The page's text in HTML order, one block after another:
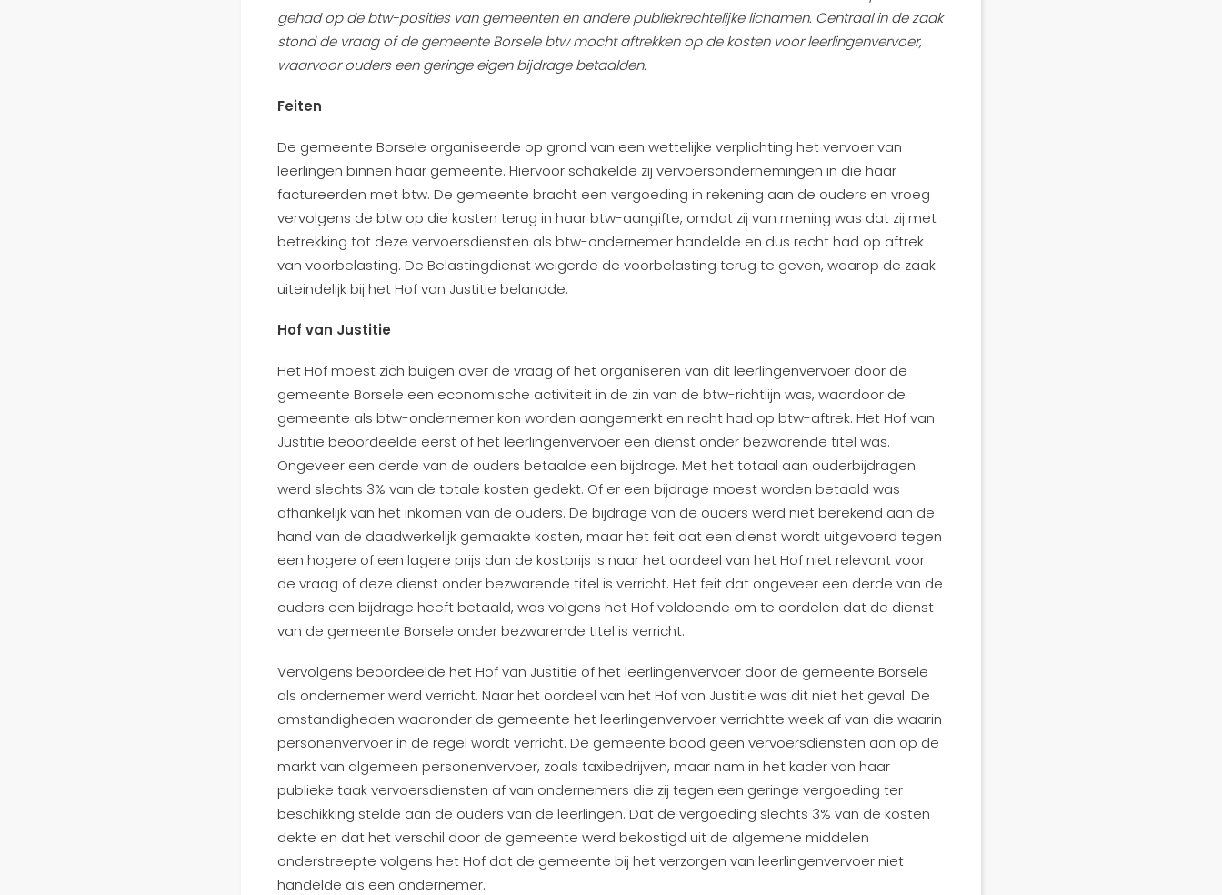
gehad op de btw-posities van gemeenten en andere publiekrechtelijke lichamen. Centraal in de zaak
stond de vraag of de gemeente Borsele btw mocht aftrekken op de kosten voor leerlingenvervoer,
waarvoor ouders een geringe eigen bijdrage betaalden.
Feiten
De gemeente Borsele organiseerde op grond van een wettelijke verplichting het vervoer van
leerlingen binnen haar gemeente. Hiervoor schakelde zij vervoersondernemingen in die haar
factureerden met btw. De gemeente bracht een vergoeding in rekening aan de ouders en vroeg
vervolgens de btw op die kosten terug in haar btw-aangifte, omdat zij van mening was dat zij met
betrekking tot deze vervoersdiensten als btw-ondernemer handelde en dus recht had op aftrek
van voorbelasting. De Belastingdienst weigerde de voorbelasting terug te geven, waarop de zaak
uiteindelijk bij het Hof van Justitie belandde.
Hof van Justitie
Het Hof moest zich buigen over de vraag of het organiseren van dit leerlingenvervoer door de
gemeente Borsele een economische activiteit in de zin van de btw-richtlijn was, waardoor de
gemeente als btw-ondernemer kon worden aangemerkt en recht had op btw-aftrek. Het Hof van
Justitie beoordeelde eerst of het leerlingenvervoer een dienst onder bezwarende titel was.
Ongeveer een derde van de ouders betaalde een bijdrage. Met het totaal aan ouderbijdragen
werd slechts 3% van de totale kosten gedekt. Of er een bijdrage moest worden betaald was
afhankelijk van het inkomen van de ouders. De bijdrage van de ouders werd niet berekend aan de
hand van de daadwerkelijk gemaakte kosten, maar het feit dat een dienst wordt uitgevoerd tegen
een hogere of een lagere prijs dan de kostprijs is naar het oordeel van het Hof niet relevant voor
de vraag of deze dienst onder bezwarende titel is verricht. Het feit dat ongeveer een derde van de
ouders een bijdrage heeft betaald, was volgens het Hof voldoende om te oordelen dat de dienst
van de gemeente Borsele onder bezwarende titel is verricht.
Vervolgens beoordeelde het Hof van Justitie of het leerlingenvervoer door de gemeente Borsele
als ondernemer werd verricht. Naar het oordeel van het Hof van Justitie was dit niet het geval. De
omstandigheden waaronder de gemeente het leerlingenvervoer verrichtte week af van die waarin
personenvervoer in de regel wordt verricht. De gemeente bood geen vervoersdiensten aan op de
markt van algemeen personenvervoer, zoals taxibedrijven, maar nam in het kader van haar
publieke taak vervoersdiensten af van ondernemers die zij tegen een geringe vergoeding ter
beschikking stelde aan de ouders van de leerlingen. Dat de vergoeding slechts 3% van de kosten
dekte en dat het verschil door de gemeente werd bekostigd uit de algemene middelen
onderstreepte volgens het Hof dat de gemeente bij het verzorgen van leerlingenvervoer niet
handelde als een ondernemer.